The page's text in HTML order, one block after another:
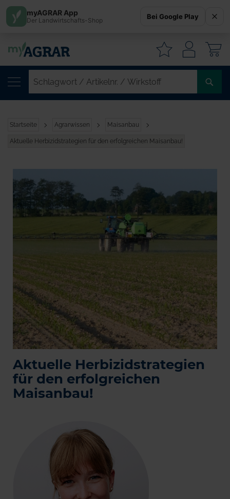
Startseite Agrarwissen Maisanbau
Aktuelle Herbizidstrategien für den erfolgreichen Maisanbau!
Aktuelle Herbizidstrategien
für den erfolgreichen
Maisanbau!
myAGRAR App
Der Landwirtschafts-Shop Bei Google Play